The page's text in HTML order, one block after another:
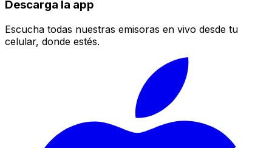
Descarga la app
Escucha todas nuestras emisoras en vivo desde tu
celular, donde estés.